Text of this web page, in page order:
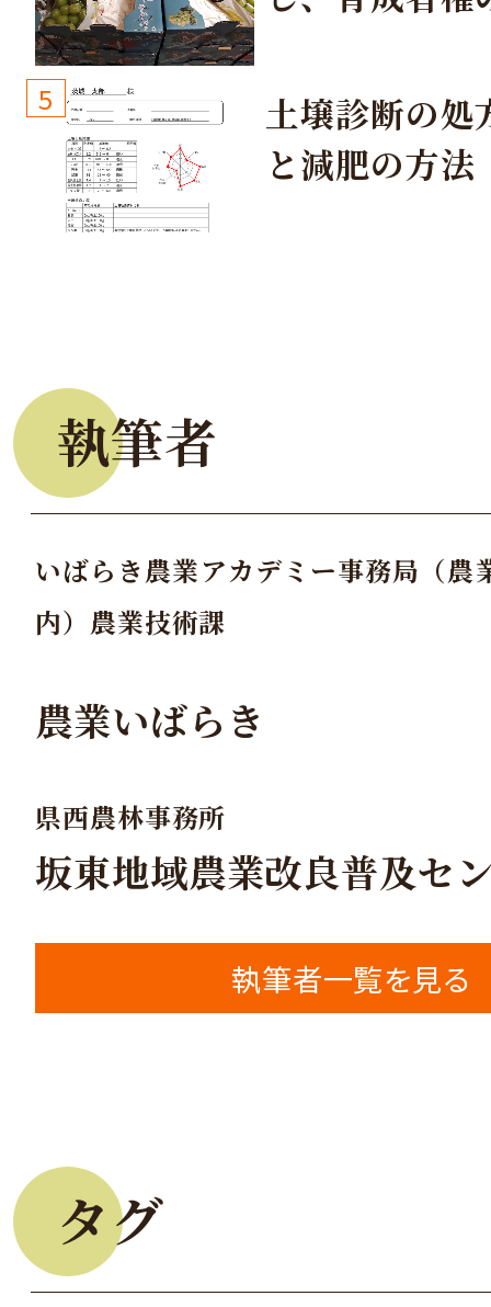
しょう！
5
土壌診断の処
と減肥の方法
執筆者
いばらき農業アカデミー事務局（農
内）農業技術課
農業いばらき
県西農林事務所
坂東地域農業改良普及セ
執筆者一覧を見る
タグ